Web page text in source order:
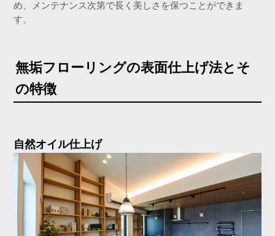
め、メンテナンス次第で長く美しさを保つことができま
す。
無垢フローリングの表面仕上げ法とそ
の特徴
自然オイル仕上げ